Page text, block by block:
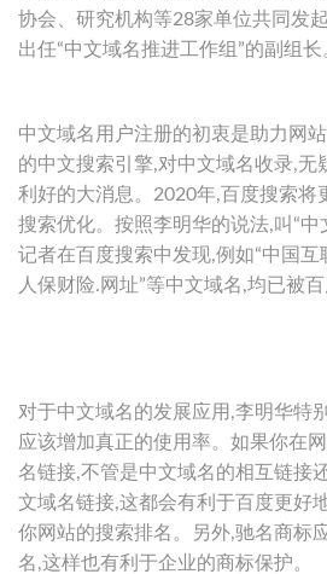
协会、研究机构等28家单位共同发
出任“中文域名推进工作组”的副组长
中文域名用户注册的初衷是助力网
的中文搜索引擎,对中文域名收录,无
利好的大消息。2020年,百度搜索将
搜索优化。按照李明华的说法,叫“中
记者在百度搜索中发现,例如“中国互
人保财险.网址”等中文域名,均已被
对于中文域名的发展应用,李明华特
应该增加真正的使用率。如果你在
名链接,不管是中文域名的相互链接
文域名链接,这都会有利于百度更好
你网站的搜索排名。另外,驰名商标
名,这样也有利于企业的商标保护。